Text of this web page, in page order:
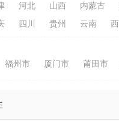
河北 山西 内蒙古
四川 贵州 云南
福州市 厦门市 莆田市